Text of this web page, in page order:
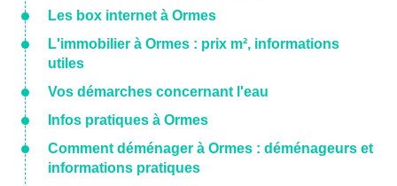
Les box internet à Ormes
L'immobilier à Ormes : prix m², informations
utiles
Vos démarches concernant l'eau
Infos pratiques à Ormes
Comment déménager à Ormes : déménageurs et
informations pratiques